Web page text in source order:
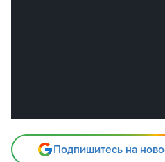
Подпишитесь на